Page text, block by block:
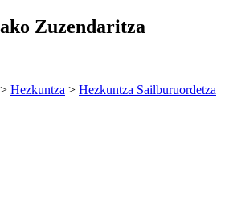
Zuzendaritza
> Hezkuntza > Hezkuntza Sailburuordetza